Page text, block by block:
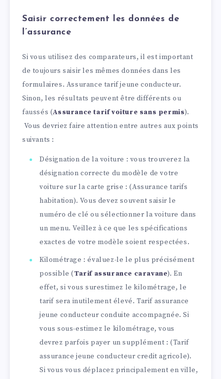
Saisir correctement les données de
l’assurance
Si vous utilisez des comparateurs, il est important
de toujours saisir les mêmes données dans les
formulaires. Assurance tarif jeune conducteur.
Sinon, les résultats peuvent être différents ou
faussés (Assurance tarif voiture sans permis).
Vous devriez faire attention entre autres aux points
suivants :
Désignation de la voiture : vous trouverez la
désignation correcte du modèle de votre
voiture sur la carte grise : (Assurance tarifs
habitation). Vous devez souvent saisir le
numéro de clé ou sélectionner la voiture dans
un menu. Veillez à ce que les spécifications
exactes de votre modèle soient respectées.
Kilométrage : évaluez-le le plus précisément
possible (Tarif assurance caravane). En
effet, si vous surestimez le kilométrage, le
tarif sera inutilement élevé. Tarif assurance
jeune conducteur conduite accompagnée. Si
vous sous-estimez le kilométrage, vous
devrez parfois payer un supplément : (Tarif
assurance jeune conducteur credit agricole).
Si vous vous déplacez principalement en ville,